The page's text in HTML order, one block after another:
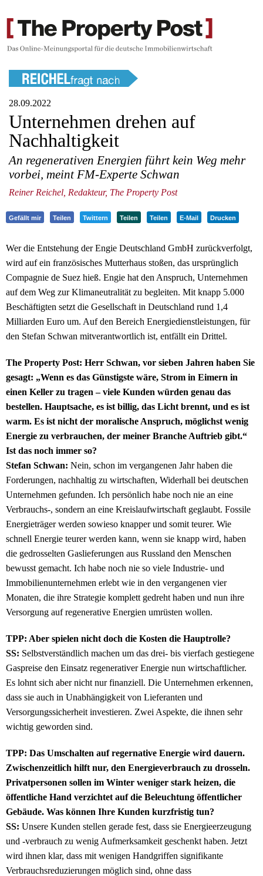
28.09.2022
Unternehmen drehen auf
Nachhaltigkeit
An regenerativen Energien führt kein Weg mehr
vorbei, meint FM-Experte Schwan
Reiner Reichel, Redakteur, The Property Post
Gefällt mir Teilen Twittern Teilen Teilen E-Mail Drucken
Wer die Entstehung der Engie Deutschland GmbH zurückverfolgt,
wird auf ein französisches Mutterhaus stoßen, das ursprünglich
Compagnie de Suez hieß. Engie hat den Anspruch, Unternehmen
auf dem Weg zur Klimaneutralität zu begleiten. Mit knapp 5.000
Beschäftigten setzt die Gesellschaft in Deutschland rund 1,4
Milliarden Euro um. Auf den Bereich Energiedienstleistungen, für
den Stefan Schwan mitverantwortlich ist, entfällt ein Drittel.
The Property Post: Herr Schwan, vor sieben Jahren haben Sie
gesagt: „Wenn es das Günstigste wäre, Strom in Eimern in
einen Keller zu tragen – viele Kunden würden genau das
bestellen. Hauptsache, es ist billig, das Licht brennt, und es ist
warm. Es ist nicht der moralische Anspruch, möglichst wenig
Energie zu verbrauchen, der meiner Branche Auftrieb gibt.“
Ist das noch immer so?
Stefan Schwan: Nein, schon im vergangenen Jahr haben die
Forderungen, nachhaltig zu wirtschaften, Widerhall bei deutschen
Unternehmen gefunden. Ich persönlich habe noch nie an eine
Verbrauchs-, sondern an eine Kreislaufwirtschaft geglaubt. Fossile
Energieträger werden sowieso knapper und somit teurer. Wie
schnell Energie teurer werden kann, wenn sie knapp wird, haben
die gedrosselten Gaslieferungen aus Russland den Menschen
bewusst gemacht. Ich habe noch nie so viele Industrie- und
Immobilienunternehmen erlebt wie in den vergangenen vier
Monaten, die ihre Strategie komplett gedreht haben und nun ihre
Versorgung auf regenerative Energien umrüsten wollen.
TPP: Aber spielen nicht doch die Kosten die Hauptrolle?
SS: Selbstverständlich machen um das drei- bis vierfach gestiegene
Gaspreise den Einsatz regenerativer Energie nun wirtschaftlicher.
Es lohnt sich aber nicht nur finanziell. Die Unternehmen erkennen,
dass sie auch in Unabhängigkeit von Lieferanten und
Versorgungssicherheit investieren. Zwei Aspekte, die ihnen sehr
wichtig geworden sind.
TPP: Das Umschalten auf regernative Energie wird dauern.
Zwischenzeitlich hilft nur, den Energieverbrauch zu drosseln.
Privatpersonen sollen im Winter weniger stark heizen, die
öffentliche Hand verzichtet auf die Beleuchtung öffentlicher
Gebäude. Was können Ihre Kunden kurzfristig tun?
SS: Unsere Kunden stellen gerade fest, dass sie Energieerzeugung
und -verbrauch zu wenig Aufmerksamkeit geschenkt haben. Jetzt
wird ihnen klar, dass mit wenigen Handgriffen signifikante
Verbrauchsreduzierungen möglich sind, ohne dass